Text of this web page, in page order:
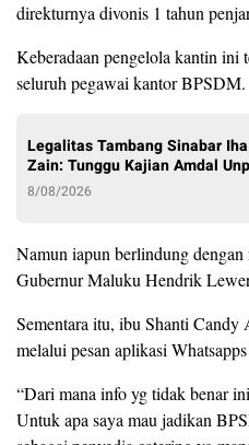
direkturnya divonis 1 tahun
Keberadaan pengelola kantin ini
seluruh pegawai kantor BPSDM.
Legalitas Tambang Sinabar
Zain: Tunggu Kajian Amdal
8/08/2026
Namun iapun berlindung
Gubernur Maluku Hendrik
Sementara itu, ibu Shanti
melalui pesan aplikasi
“Dari mana info yg tidak benar
Untuk apa saya mau jadikan